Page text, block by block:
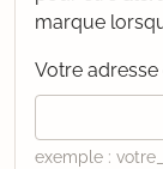
marque
Votre adresse
exemple :